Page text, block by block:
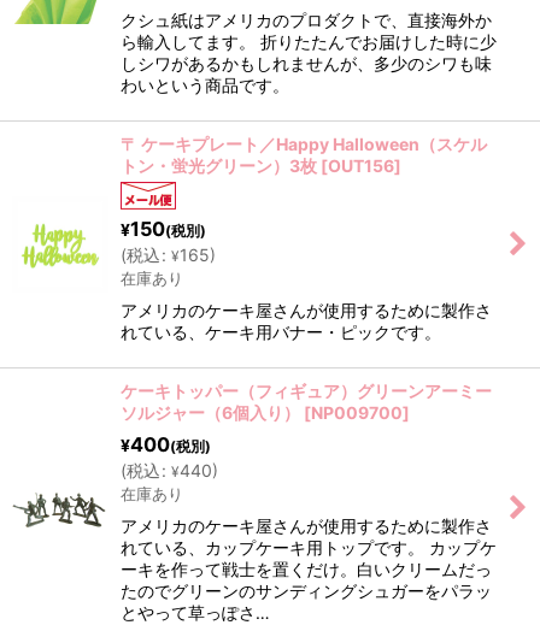
クシュ紙はアメリカのプロダクトで、直接海外か
ら輸入してます。 折りたたんでお届けした時に少
しシワがあるかもしれませんが、多少のシワも味
わいという商品です。
〒 ケーキプレート／Happy Halloween（スケル
トン・蛍光グリーン）3枚 [OUT156]
¥150(税別)
(税込: ¥165)
在庫あり
アメリカのケーキ屋さんが使用するために製作さ
れている、ケーキ用バナー・ピックです。
ケーキトッパー（フィギュア）グリーンアーミー
ソルジャー（6個入り）
[NP009700]
¥400(税別)
(税込: ¥440)
在庫あり
アメリカのケーキ屋さんが使用するために製作さ
れている、カップケーキ用トップです。 カップケ
ーキを作って戦士を置くだけ。白いクリームだっ
たのでグリーンのサンディングシュガーをパラッ
とやって草っぽさ…